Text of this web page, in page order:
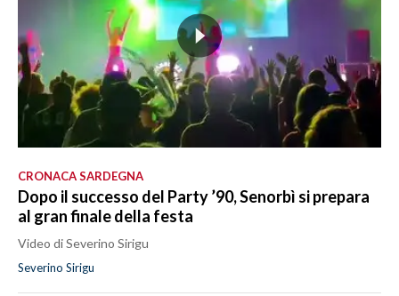
CRONACA SARDEGNA
Dopo il successo del Party ’90, Senorbì si prepara
al gran finale della festa
Video di Severino Sirigu
Severino Sirigu